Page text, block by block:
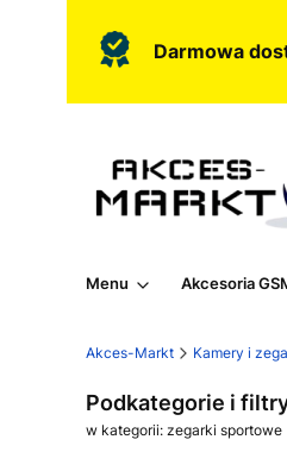
Darmowa
Menu Akcesoria
Akces-Markt Kamery i
Podkategorie i
w kategorii: zegarki sportowe